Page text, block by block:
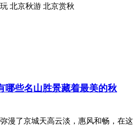
北京秋游 北京赏秋
哪些名山胜景藏着最美的秋
漫了京城天高云淡，惠风和畅，在这